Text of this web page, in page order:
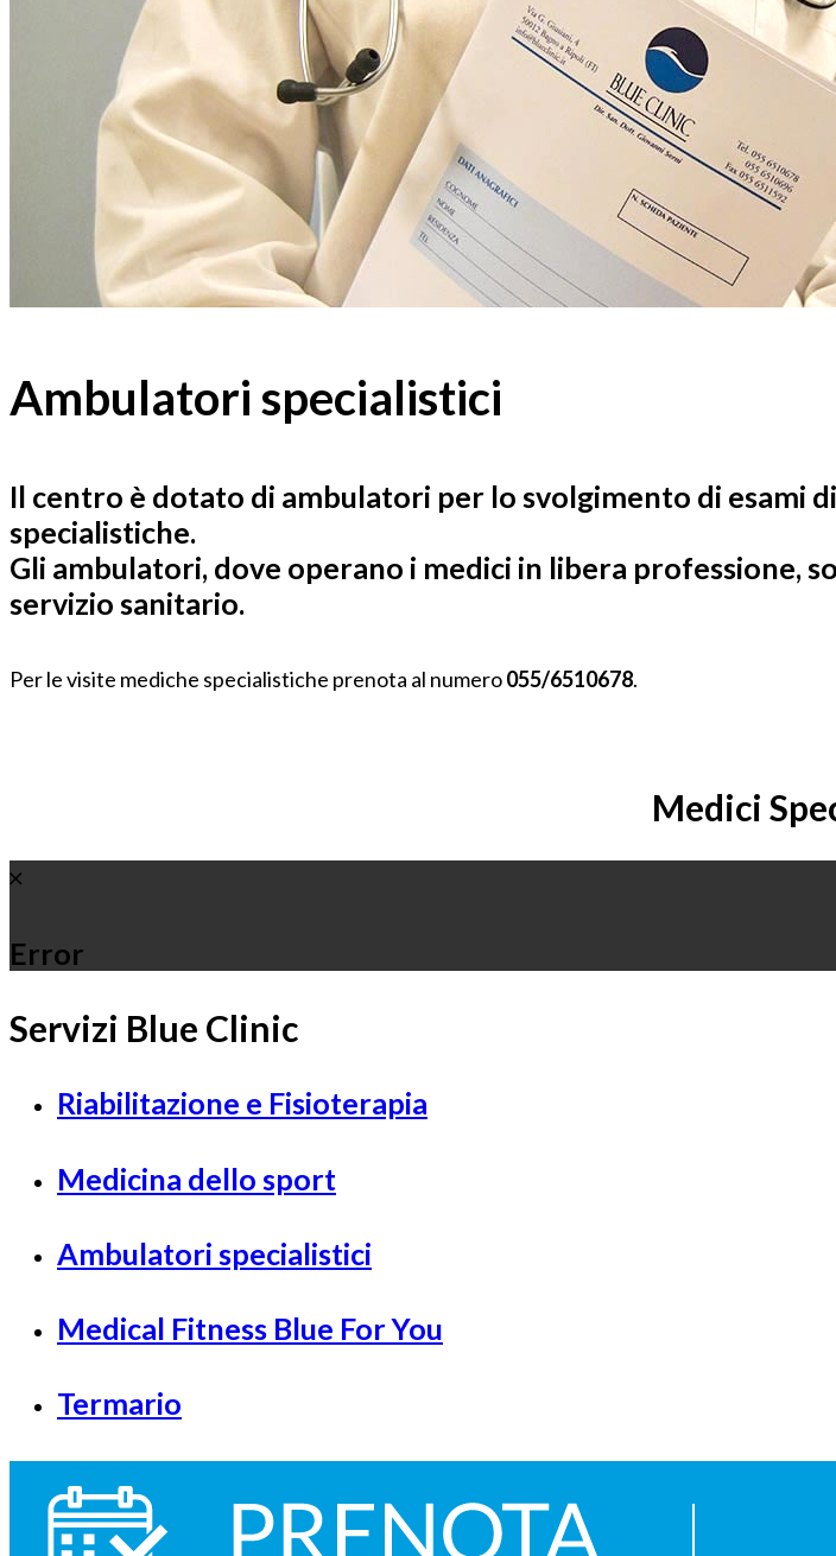
Ambulatori specialistici
Il centro è dotato di ambulatori per lo svolgimento di esami
specialistiche.
Gli ambulatori, dove operano i medici in libera professione,
servizio sanitario.
Per le visite mediche specialistiche prenota al numero055/6510678.
Medici
Error
Servizi Blue Clinic
Riabilitazione e Fisioterapia
Medicina dello sport
Ambulatori specialistici
Medical Fitness Blue For You
Termario